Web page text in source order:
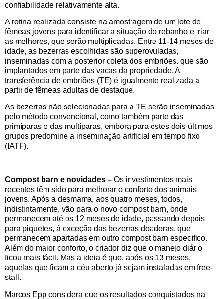
confiabilidade relativamente alta.
A rotina realizada consiste na amostragem de um lote de
fêmeas jovens para identificar a situação do rebanho e triar
as melhores, que serão multiplicadas. Entre 11-14 meses de
idade, as bezerras escolhidas são superovuladas,
inseminadas com a posterior coleta dos embriões, que são
implantados em parte das vacas da propriedade. A
transferência de embriões (TE) é igualmente realizada a
partir de fêmeas adultas de destaque.
As bezerras não selecionadas para a TE serão inseminadas
pelo método convencional, como também parte das
primíparas e das multíparas, embora para estes dois últimos
grupos predomine a inseminação artificial em tempo fixo
(IATF).
Compost barn e novidades – Os investimentos mais
recentes têm sido para melhorar o conforto dos animais
jovens. Após a desmama, aos quatro meses, todos,
indistintamente, vão para o novo compost barn, onde
permanecem até os 12 meses de idade, passando depois
para piquetes, à exceção das bezerras doadoras, que
permanecem apartadas em outro compost barn específico.
Além do maior conforto, o criador diz que o manejo diário
ficou mais fácil. Mas a ideia é que, após os 13 meses,
aquelas que ficam a céu aberto já sejam instaladas em free-
stall.
Marcos Epp considera que os resultados conquistados na